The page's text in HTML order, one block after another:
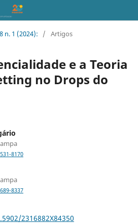
n. 1 (2024): / Artigos
e a Teoria
no Drops do
8170
8337
2316882X84350